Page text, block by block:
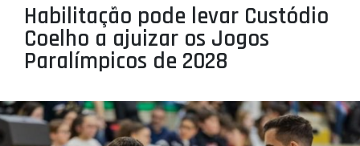
Habilitação pode levar Custódio
Coelho a ajuizar os Jogos
Paralímpicos de 2028